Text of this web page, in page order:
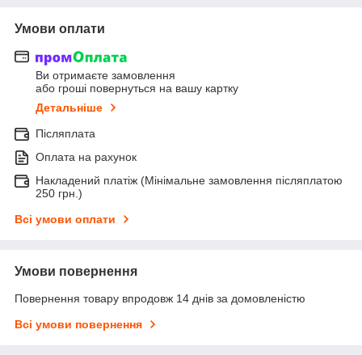
Умови оплати
Ви отримаєте замовлення
або гроші повернуться на вашу картку
Детальніше
Післяплата
Оплата на рахунок
Накладений платіж (Мінімальне замовлення післяплатою
250 грн.)
Всі умови оплати
Умови повернення
Повернення товару впродовж 14 днів за домовленістю
Всі умови повернення